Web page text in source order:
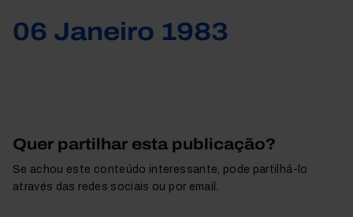
06 Janeiro 1983
Quer partilhar esta publicação?
Se achou este conteúdo interessante, pode partilhá-lo
através das redes sociais ou por email.